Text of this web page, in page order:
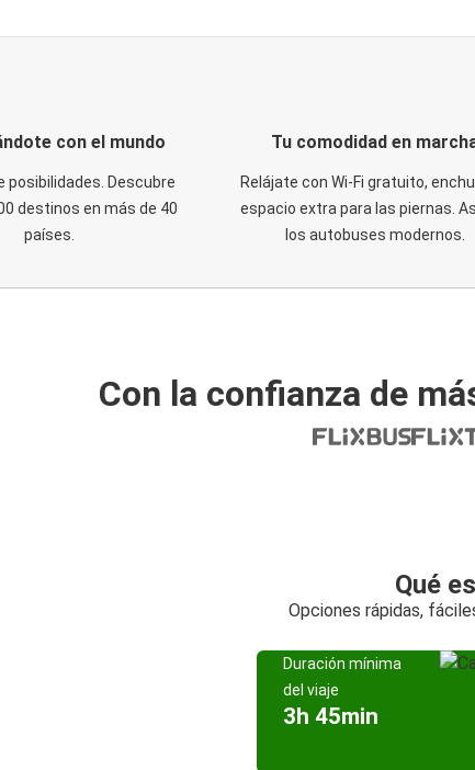
con el mundo
posibilidades. Descubre
destinos en más de 40
países.
Tu comodidad en
Relájate con Wi-Fi gratuito,
espacio extra para las piernas.
los autobuses modernos.
Con la confianza de
Qué
Opciones rápidas,
Duración mínima
del viaje
3h 45min